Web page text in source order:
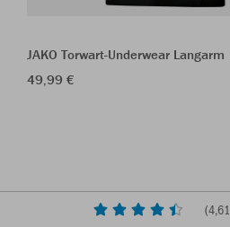
JAKO Torwart-Underwear Langarm
49,99 €
(4,61